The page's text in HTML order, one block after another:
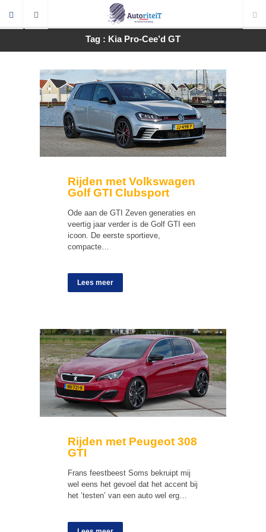
Tag : Kia Pro-Cee’d GT
Rijden met Volkswagen
Golf GTI Clubsport
Ode aan de GTI Zeven generaties en
veertig jaar verder is de Golf GTI een
icoon. De eerste sportieve,
compacte…
Lees meer
Rijden met Peugeot 308
GTI
Frans feestbeest Soms bekruipt mij
wel eens het gevoel dat het accent bij
het ’testen’ van een auto wel erg…